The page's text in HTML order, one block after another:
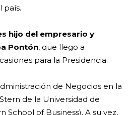
país.
hijo del empresario y
Pontón, que llego a
para la Presidencia.
de Negocios en la
de la Universidad de
School of Business). A su vez,